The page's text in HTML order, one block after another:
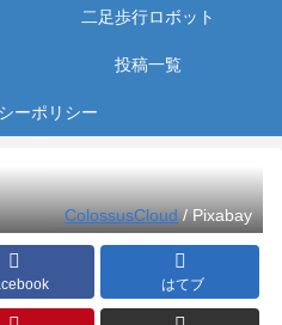
二足歩行ロボット
投稿一覧
ーポリシー
ColossusCloud/ Pixabay
はてブ